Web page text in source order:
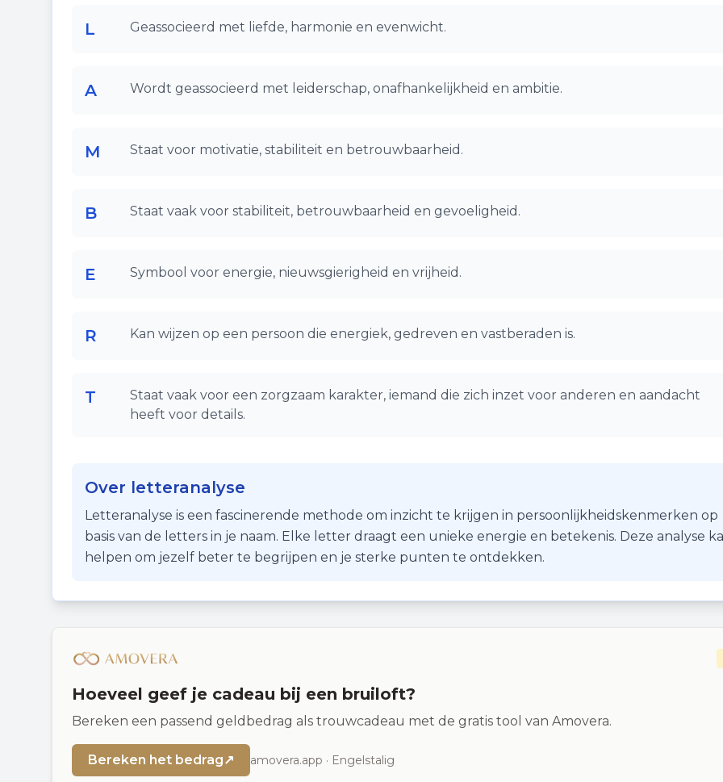
L Geassocieerd met liefde, harmonie en evenwicht.
A Wordt geassocieerd met leiderschap, onafhankelijkheid en ambitie.
M Staat voor motivatie, stabiliteit en betrouwbaarheid.
B Staat vaak voor stabiliteit, betrouwbaarheid en gevoeligheid.
E Symbool voor energie, nieuwsgierigheid en vrijheid.
R Kan wijzen op een persoon die energiek, gedreven en vastberaden is.
T
Staat vaak voor een zorgzaam karakter, iemand die zich inzet voor anderen en aandacht
heeft voor details.
Over letteranalyse
Letteranalyse is een fascinerende methode om inzicht te krijgen in persoonlijkheidskenmerken op
basis van de letters in je naam. Elke letter draagt een unieke energie en betekenis. Deze analyse
helpen om jezelf beter te begrijpen en je sterke punten te ontdekken.
Hoeveel geef je cadeau bij een bruiloft?
Bereken een passend geldbedrag als trouwcadeau met de gratis tool van Amovera.
Bereken het bedrag↗ amovera.app · Engelstalig